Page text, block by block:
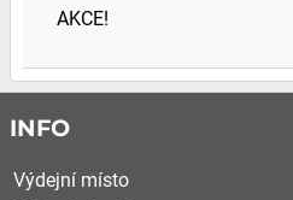
AKCE!
INFO
Výdejní místo